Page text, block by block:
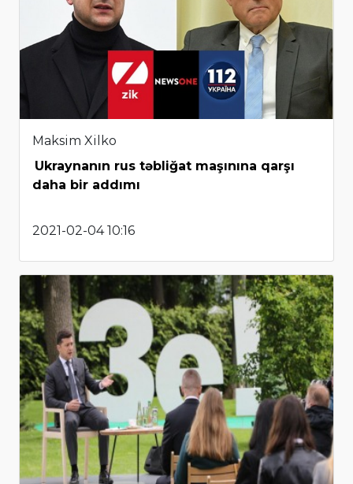
Maksim Xilko
Ukraynanın rus təbliğat maşınına qarşı
daha bir addımı
2021-02-04 10:16